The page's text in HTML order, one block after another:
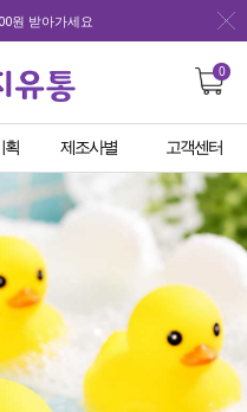
원 받아가세요
0
획 제조사별 고객센터